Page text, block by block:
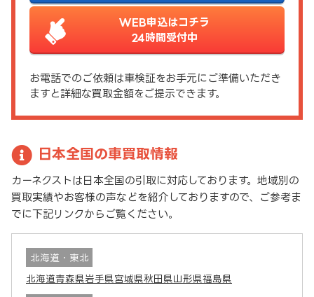
WEB申込はコチラ
24時間受付中
お電話でのご依頼は車検証をお手元にご準備いただき
ますと詳細な買取金額をご提示できます。
日本全国の車買取情報
カーネクストは日本全国の引取に対応しております。地域別の
買取実績やお客様の声などを紹介しておりますので、ご参考ま
でに下記リンクからご覧ください。
北海道・東北
北海道青森県岩手県宮城県秋田県山形県福島県